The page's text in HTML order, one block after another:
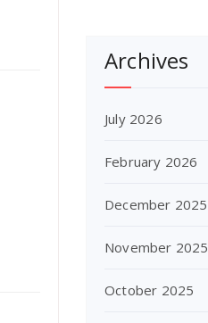
Archives
July 2026
February 2026
December 2025
November 2025
October 2025